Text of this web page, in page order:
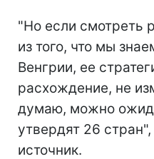
"Но если смотреть
из того, что мы
Венгрии, ее
расхождение, не
думаю, можно
утвердят 26
источник.